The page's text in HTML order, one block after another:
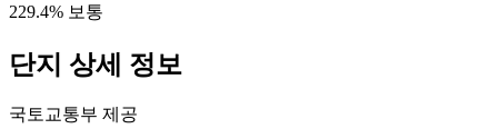
229.4% 보통
단지 상세 정보
국토교통부 제공